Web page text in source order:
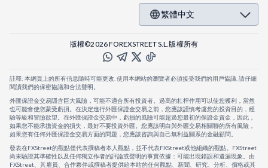
繁體中文
版權©2026 FOREXSTREET S.L.版權所有
註釋: 本網頁上的所有信息隨時可能更改. 使用本網站的瀏覽者必須接受我們的用戶協議. 請仔細
閱讀我們的保密協議和合法聲明。
外匯保證金交易隱含巨大風險，可能不適合所有投資者。過高的杠桿作用可以使您獲利，當然
也可能會使您蒙受虧損。在決定進行外匯保證金交易之前，您應該謹慎考慮您的投資目的，經
驗等級和冒險欲望。在外匯保證金交易中，虧損的風險可能超過您最初的保證金資金，因此，
如果您不能承擔資金的損失，最好不要投資外匯。您應該明白與外匯交易相關聯的所有風險，
如果您有任何外匯保證金交易方面的問題，您應該咨詢與自己無利益關系的金融顧問。
發表在FXStreet的觀點僅代表撰稿者本人觀點，並不代表FXStreet或他組織的觀點。FXStreet
尚未驗證其準確性以及任何獨立作者的評論或聲明的事實依據：可能出現錯誤和遺漏現象。由
FXStreet、其雇員、合作夥伴或撰稿者提供給本站的任何觀點、新聞、研究、分析、價格或其